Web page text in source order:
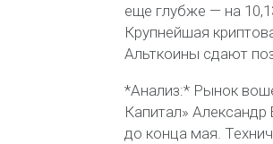
еще глубже — на
Крупнейшая
Альткоины сдают
*Анализ:* Рынок
Капитал»
до конца мая.